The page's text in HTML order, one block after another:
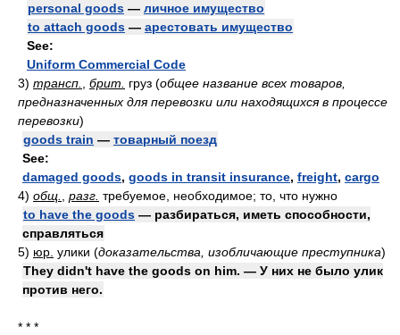
personal goods — личное имущество
to attach goods — арестовать имущество
See:
Uniform Commercial Code
3) трансп. брит. груз (общее название всех товаров,
предназначенных для перевозки или находящихся в процессе
перевозки)
goods train — товарный поезд
See:
damaged goods, goods in transit insurance, freight, cargo
4) общ. разг. требуемое, необходимое; то, что нужно
to have the goods — разбираться, иметь способности,
справляться
5) юр. улики (доказательства, изобличающие преступника)
They didn't have the goods on him. — У них не было улик
против него.
* * *